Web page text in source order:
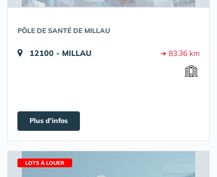
PÔLE DE SANTÉ DE MILLAU
12100 - MILLAU ➔ 83.36 km
Plus d'infos
LOTS À LOUER